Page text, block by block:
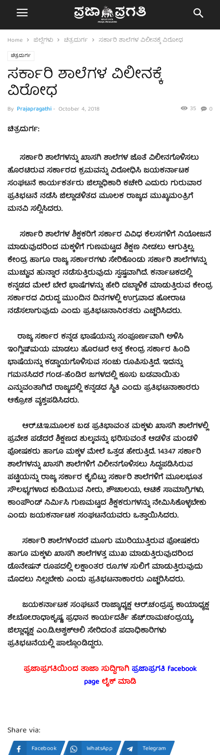
Home ಜಿಲ್ಲೆಗಳು ಚಿತ್ರದುರ್ಗ ಸರ್ಕಾರಿ ಶಾಲೆಗಳ ವಿಲೀನಕ್ಕೆ ವಿರೋಧ
ಚಿತ್ರದುರ್ಗ
ಸರ್ಕಾರಿ ಶಾಲೆಗಳ ವಿಲೀನಕ್ಕೆ
ವಿರೋಧ
By Prajapragathi- October 4, 2018 0
35
ಚಿತ್ರದುರ್ಗ:
ಸರ್ಕಾರಿ ಶಾಲೆಗಳನ್ನು ಖಾಸಗಿ ಶಾಲೆಗಳ ಜೊತೆ ವಿಲೀನಗೊಳಿಸಲು
ಹೊರಟಿರುವ ಸರ್ಕಾರದ ಕ್ರಮವನ್ನು ವಿರೋಧಿಸಿ ಜಯಕರ್ನಾಟಕ
ಸಂಘಟನೆ ಕಾರ್ಯಕರ್ತರು ಜಿಲ್ಲಾಧಿಕಾರಿ ಕಚೇರಿ ಎದುರು ಗುರುವಾರ
ಪ್ರತಿಭಟನೆ ನಡೆಸಿ ಜಿಲ್ಲಾಡಳಿತದ ಮೂಲಕ ರಾಜ್ಯದ ಮುಖ್ಯಮಂತ್ರಿಗೆ
ಮನವಿ ಸಲ್ಲಿಸಿದರು.
ಸರ್ಕಾರಿ ಶಾಲೆಗಳ ಶಿಕ್ಷಕರಿಗೆ ಸರ್ಕಾರ ವಿವಿಧ ಕೆಲಸಗಳಿಗೆ ನಿಯೋಜನೆ
ಮಾಡುವುದರಿಂದ ಮಕ್ಕಳಿಗೆ ಗುಣಮಟ್ಟದ ಶಿಕ್ಷಣ ನೀಡಲು ಆಗುತ್ತಿಲ್ಲ.
ಕೇಂದ್ರ ಹಾಗೂ ರಾಜ್ಯ ಸರ್ಕಾರಗಳು ಸೇರಿಕೊಂಡು ಸರ್ಕಾರಿ ಶಾಲೆಗಳನ್ನು
ಮುಚ್ಚುವ ಹುನ್ನಾರ ನಡೆಸುತ್ತಿರುವುದು ಸ್ಪಷ್ಟವಾಗಿದೆ. ಕರ್ನಾಟಕದಲ್ಲಿ
ಕನ್ನಡದ ಮೇಲೆ ಬೇರೆ ಭಾಷೆಗಳನ್ನು ಹೇರಿ ದಬ್ಬಾಳಿಕೆ ಮಾಡುತ್ತಿರುವ ಕೇಂದ್ರ
ಸರ್ಕಾರದ ವಿರುದ್ದ ಮುಂದಿನ ದಿನಗಳಲ್ಲಿ ಉಗ್ರವಾದ ಹೋರಾಟ
ನಡೆಸಲಾಗುವುದು ಎಂದು ಪ್ರತಿಭಟನಾನಿರತರು ಎಚ್ಚರಿಸಿದರು.
ರಾಜ್ಯ ಸರ್ಕಾರ ಕನ್ನಡ ಭಾಷೆಯನ್ನು ಸಂಪೂರ್ಣವಾಗಿ ಅಳಿಸಿ
ಇಂಗ್ಲಿಷ್‍ಮಯ ಮಾಡಲು ಹೊರಟರೆ ಅತ್ತ ಕೇಂದ್ರ ಸರ್ಕಾರ ಹಿಂದಿ
ಭಾಷೆಯನ್ನು ಕಡ್ಡಾಯಗೊಳಿಸುವ ಸಂಚು ರೂಪಿಸುತ್ತಿದೆ. ಇದನ್ನು
ಗಮನಸಿದರೆ ಗಂಡ-ಹೆಂಡಿರ ಜಗಳದಲ್ಲಿ ಕೂಸು ಬಡವಾಯಿತು
ಎನ್ನುವಂತಾಗಿದೆ ರಾಜ್ಯದಲ್ಲಿ ಕನ್ನಡದ ಸ್ಥಿತಿ ಎಂದು ಪ್ರತಿಭಟನಾಕಾರರು
ಆಕ್ರೋಶ ವ್ಯಕ್ತಪಡಿಸಿದರು.
ಆರ್.ಟಿ.ಇ.ಮೂಲಕ ಬಡ ಪ್ರತಿಭಾವಂತ ಮಕ್ಕಳು ಖಾಸಗಿ ಶಾಲೆಗಳಲ್ಲಿ
ಪ್ರವೇಶ ಪಡೆದರೆ ಶಿಕ್ಷಣದ ಶುಲ್ಕವನ್ನು ಭರಿಸುವಂತೆ ಆಡಳಿತ ಮಂಡಳಿ
ಪೋಷಕರು ಹಾಗೂ ಮಕ್ಕಳ ಮೇಲೆ ಒತ್ತಡ ಹೇರುತ್ತಿದೆ. 14347 ಸರ್ಕಾರಿ
ಶಾಲೆಗಳನ್ನು ಖಾಸಗಿ ಶಾಲೆಗಳಿಗೆ ವಿಲೀನಗೊಳಿಸಲು ಸಿದ್ದಪಡಿಸಿರುವ
ಪಟ್ಟಿಯನ್ನು ರಾಜ್ಯ ಸರ್ಕಾರ ಕೈಬಿಟ್ಟು ಸರ್ಕಾರಿ ಶಾಲೆಗಳಿಗೆ ಮೂಲಭೂತ
ಸೌಲಭ್ಯಗಳಾದ ಕುಡಿಯುವ ನೀರು, ಶೌಚಾಲಯ, ಆಟಿಕೆ ಸಾಮಾಗ್ರಿಗಳು,
ಕಾಂಪೌಂಡ್ ನಿರ್ಮಿಸಿ ಗುಣಮಟ್ಟದ ಶಿಕ್ಷಕರುಗಳನ್ನು ನೇಮಿಸಿಕೊಳ್ಳಬೇಕು
ಎಂದು ಜಯಕರ್ನಾಟಕ ಸಂಘಟನೆಯವರು ಒತ್ತಾಯಿಸಿದರು.
ಸರ್ಕಾರಿ ಶಾಲೆಗಳೆಂದರೆ ಮೂಗು ಮುರಿಯುತ್ತಿರುವ ಪೋಷಕರು
ಹಾಗೂ ಮಕ್ಕಳು ಖಾಸಗಿ ಶಾಲೆಗಳತ್ತ ಮುಖ ಮಾಡುತ್ತಿರುವುದರಿಂದ
ಡೊನೇಷನ್ ರೂಪದಲ್ಲಿ ಲಕ್ಷಾಂತರ ರೂ.ಗಳ ಸುಲಿಗೆ ಮಾಡುತ್ತಿರುವುದು
ಮೊದಲು ನಿಲ್ಲಬೇಕು ಎಂದು ಪ್ರತಿಭಟನಾಕಾರರು ಎಚ್ಚರಿಸಿದರು.
ಜಯಕರ್ನಾಟಕ ಸಂಘಟನೆ ರಾಜ್ಯಾಧ್ಯಕ್ಷ ಆರ್.ಚಂದ್ರಪ್ಪ, ಕಾಯಾಧ್ಯಕ್ಷ
ಶೇ.ಬೋ.ರಾಧಾಕೃಷ್ಣ, ಪ್ರಧಾನ ಕಾರ್ಯದರ್ಶಿ ಹೆಚ್.ರಾಮಚಂದ್ರಯ್ಯ,
ಜಿಲ್ಲಾಧ್ಯಕ್ಷ ಎಂ.ಡಿ.ಅಶ್ವಕ್‍ಆಲಿ ಸೇರಿದಂತೆ ಪದಾಧಿಕಾರಿಗಳು
ಪ್ರತಿಭಟನೆಯಲ್ಲಿ ಪಾಲ್ಗೊಂಡಿದ್ದರು.
ಪ್ರಜಾಪ್ರಗತಿಯಿಂದ ತಾಜಾ ಸುದ್ದಿಗಾಗಿಪ್ರಜಾಪ್ರಗತಿ facebook
page ಲೈಕ್ ಮಾಡಿ
Share via:
Facebook WhatsApp
Telegram